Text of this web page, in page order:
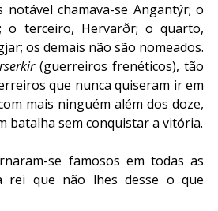
notável chamava-se Angantýr; o
o terceiro, Hervarðr; o quarto,
os demais não são nomeados.
(guerreiros frenéticos), tão
que nunca quiseram ir em
mais ninguém além dos doze,
se famosos em todas as
rei que não lhes desse o que